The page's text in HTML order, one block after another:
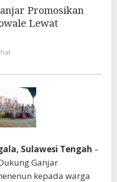
Promosikan
Tenun
Towale
Pelatihan
Promosikan
Lewat
Sulawesi Tengah –
Ganjar
kepada warga